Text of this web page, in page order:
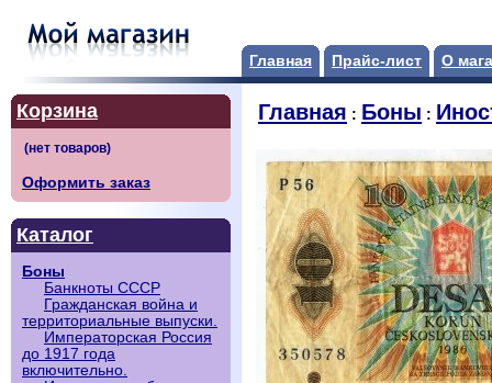
Главная Прайс-лист О
Корзина
Оформить заказ
Каталог
Боны
Банкноты СССР
Гражданская война и
территориальные выпуски.
Императорская Россия
до 1917 года
включительно.
Главная : Боны :